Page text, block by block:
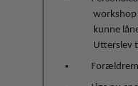
workshop
kunne
Utterslev